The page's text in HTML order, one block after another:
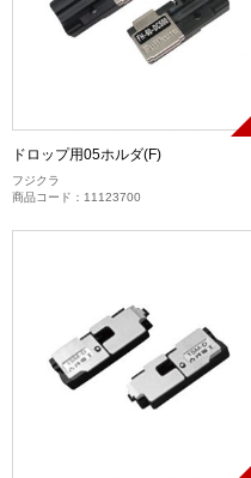
ドロップ用05ホルダ(F)
フジクラ
商品コード：11123700